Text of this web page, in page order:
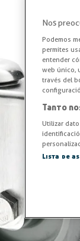
Nos
Podemos
permites
entender
web único,
través del
Tanto
Utilizar
Lista de